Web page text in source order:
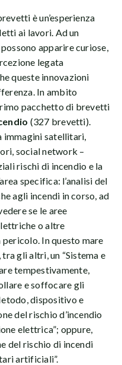
è un’esperienza
ai lavori. Ad un
apparire curiose,
legata
queste innovazioni
In ambito
pacchetto di brevetti
(327 brevetti).
immagini satellitari,
social network –
rischi di incendio e la
specifica: l’analisi del
agli incendi in corso, ad
se le aree
o altre
In questo mare
gli altri, un “Sistema e
tempestivamente,
e soffocare gli
dispositivo e
del rischio d’incendio
elettrica”; oppure,
del rischio di incendi
artificiali”.